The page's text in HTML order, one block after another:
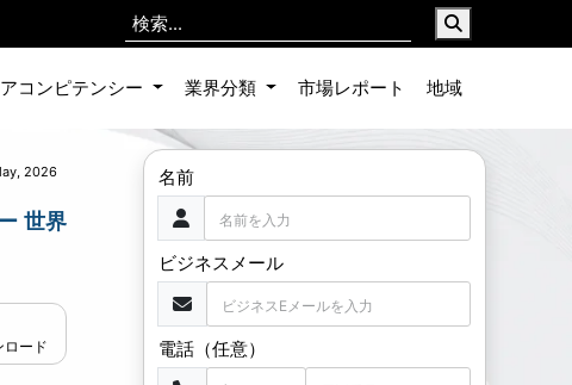
コンピテンシー 業界分類 市場レポート 地域
2026
世界
ロード
名前
ビジネスメール
電話（任意）